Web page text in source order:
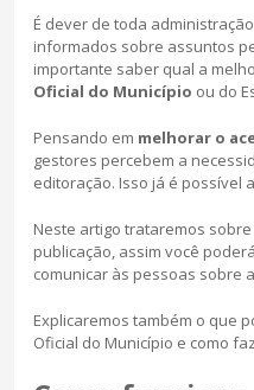
É dever de toda
informados sobre assuntos
importante saber qual a
Oficial do Município ou do
Pensando em melhorar o
gestores percebem a
editoração. Isso já é possível
Neste artigo trataremos
publicação, assim você
comunicar às pessoas sobre
Explicaremos também o que
Oficial do Município e como